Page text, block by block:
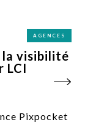
AGENCES
la visibilité
LCI